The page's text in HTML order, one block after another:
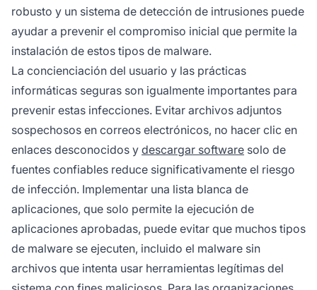
robusto y un sistema de detección de intrusiones puede
ayudar a prevenir el compromiso inicial que permite la
instalación de estos tipos de malware.
La concienciación del usuario y las prácticas
informáticas seguras son igualmente importantes para
prevenir estas infecciones. Evitar archivos adjuntos
sospechosos en correos electrónicos, no hacer clic en
enlaces desconocidos y descargar software solo de
fuentes confiables reduce significativamente el riesgo
de infección. Implementar una lista blanca de
aplicaciones, que solo permite la ejecución de
aplicaciones aprobadas, puede evitar que muchos tipos
de malware se ejecuten, incluido el malware sin
archivos que intenta usar herramientas legítimas del